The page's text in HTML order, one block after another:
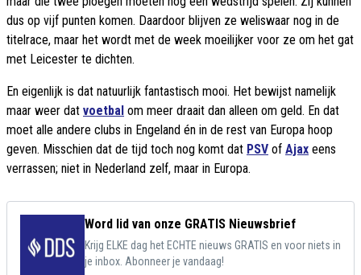
dus op vijf punten komen. Daardoor blijven ze weliswaar nog in de
titelrace, maar het wordt met de week moeilijker voor ze om het gat
met Leicester te dichten.
En eigenlijk is dat natuurlijk fantastisch mooi. Het bewijst namelijk
maar weer dat voetbal om meer draait dan alleen om geld. En dat
moet alle andere clubs in Engeland én in de rest van Europa hoop
geven. Misschien dat de tijd toch nog komt dat PSV of Ajax eens
verrassen; niet in Nederland zelf, maar in Europa.
Word lid van onze GRATIS Nieuwsbrief
Krijg ELKE dag het ECHTE nieuws GRATIS en voor niets in
je inbox. Abonneer je vandaag!